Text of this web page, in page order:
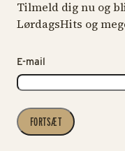
Tilmeld dig nu og
LørdagsHits og
E-mail
FORTSÆT